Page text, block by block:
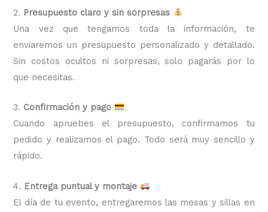
2. Presupuesto claro y sin sorpresas
Una vez que tengamos toda la información, te
enviaremos un presupuesto personalizado y detallado.
Sin costos ocultos ni sorpresas, solo pagarás por lo
que necesitas.
3. Confirmación y pago
Cuando apruebes el presupuesto, confirmamos tu
pedido y realizamos el pago. Todo será muy sencillo y
rápido.
4. Entrega puntual y montaje
El día de tu evento, entregaremos las mesas y sillas en